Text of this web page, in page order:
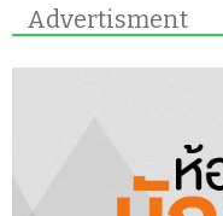
Advertisment